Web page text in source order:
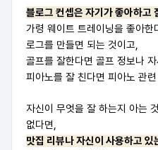
블로그 컨셉은 자기가 좋아하고
가령 웨이트 트레이닝을 좋아
로그를 만들면 되는 것이고,
골프를 잘한다면 골프 정보나
피아노를 잘 친다면 피아노 관
자신이 무엇을 잘 하는지 아는
없다면,
맛집 리뷰나 자신이 사용하고